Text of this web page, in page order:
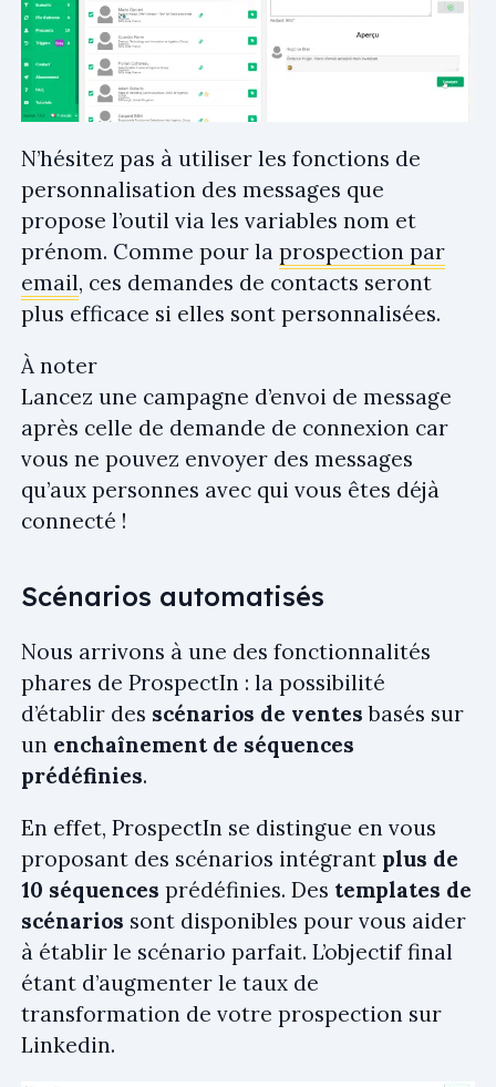
N’hésitez pas à utiliser les fonctions de
personnalisation des messages que
propose l’outil via les variables nom et
prénom. Comme pour la prospection par
email, ces demandes de contacts seront
plus efficace si elles sont personnalisées.
À noter
Lancez une campagne d’envoi de message
après celle de demande de connexion car
vous ne pouvez envoyer des messages
qu’aux personnes avec qui vous êtes déjà
connecté !
Scénarios automatisés
Nous arrivons à une des fonctionnalités
phares de ProspectIn : la possibilité
d’établir des scénarios de ventes basés sur
un enchaînement de séquences
prédéfinies.
En effet, ProspectIn se distingue en vous
proposant des scénarios intégrant plus de
10 séquences prédéfinies. Des templates de
scénarios sont disponibles pour vous aider
à établir le scénario parfait. L’objectif final
étant d’augmenter le taux de
transformation de votre prospection sur
Linkedin.